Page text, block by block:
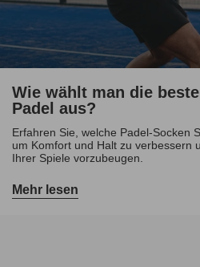
Wie wählt man die
Padel aus?
Erfahren Sie, welche Padel-Socken
um Komfort und Halt zu verbessern
Ihrer Spiele vorzubeugen.
Mehr lesen